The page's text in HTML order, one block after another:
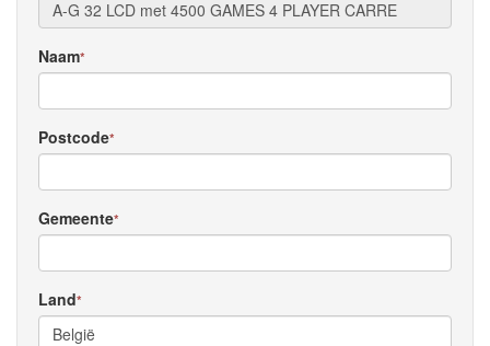
Naam*
Postcode*
Gemeente*
Land*